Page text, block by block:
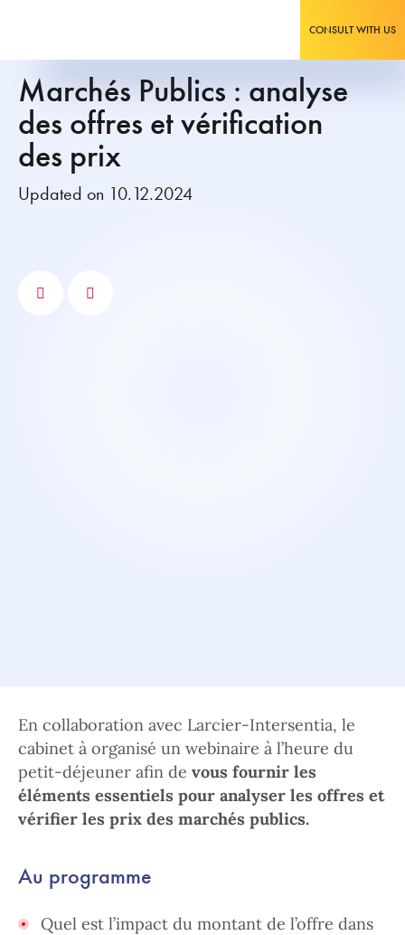
CONSULT WITH US
Marchés Publics : analyse
des offres et vérification
des prix
Updated on 10.12.2024
En collaboration avec Larcier-Intersentia, le
cabinet à organisé un webinaire à l’heure du
petit-déjeuner afin de vous fournir les
éléments essentiels pour analyser les offres et
vérifier les prix des marchés publics.
Au programme
Quel est l’impact du montant de l’offre dans